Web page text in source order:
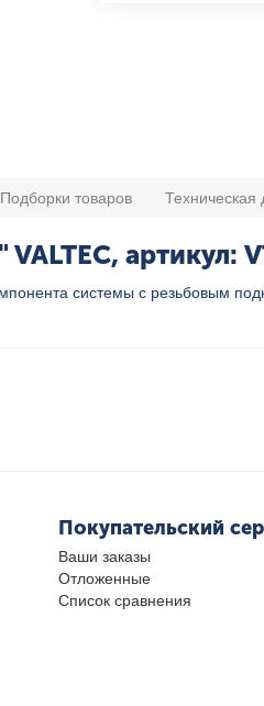
Подборки товаров Техническая
артикул:
системы с резьбовым
Покупательский
Ваши заказы
Отложенные
Список сравнения